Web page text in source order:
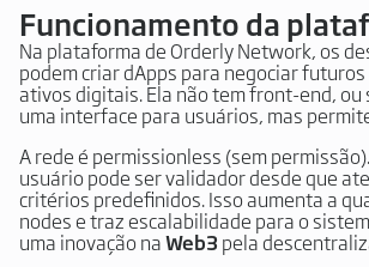
Funcionamento da
Na plataforma de Orderly Network, os
podem criar dApps para negociar
ativos digitais. Ela não tem front-end, ou
uma interface para usuários, mas
A rede é permissionless (sem
usuário pode ser validador desde que
critérios predefinidos. Isso aumenta a
nodes e traz escalabilidade para o
uma inovação naWeb3 pela